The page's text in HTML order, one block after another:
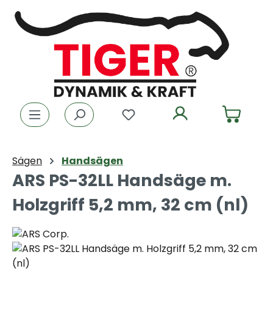
Zum Hauptinhalt springen
Du hast 0 Produkte auf
Sägen Handsägen
ARS PS-32LL Handsäge m.
Holzgriff 5,2 mm, 32 cm (nl)
Bildergalerie überspringen